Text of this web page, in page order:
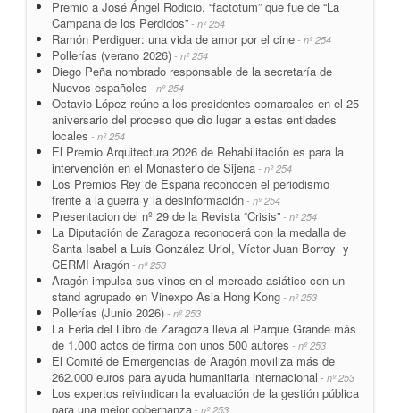
Premio a José Ángel Rodicio, “factotum” que fue de “La
Campana de los Perdidos” - nº 254
Ramón Perdiguer: una vida de amor por el cine - nº 254
Pollerías (verano 2026) - nº 254
Diego Peña nombrado responsable de la secretaría de
Nuevos españoles - nº 254
Octavio López reúne a los presidentes comarcales en el 25
aniversario del proceso que dio lugar a estas entidades
locales - nº 254
El Premio Arquitectura 2026 de Rehabilitación es para la
intervención en el Monasterio de Sijena - nº 254
Los Premios Rey de España reconocen el periodismo
frente a la guerra y la desinformación - nº 254
Presentacion del nº 29 de la Revista “Crisis” - nº 254
La Diputación de Zaragoza reconocerá con la medalla de
Santa Isabel a Luis González Uriol, Víctor Juan Borroy y
CERMI Aragón - nº 253
Aragón impulsa sus vinos en el mercado asiático con un
stand agrupado en Vinexpo Asia Hong Kong - nº 253
Pollerías (Junio 2026) - nº 253
La Feria del Libro de Zaragoza lleva al Parque Grande más
de 1.000 actos de firma con unos 500 autores - nº 253
El Comité de Emergencias de Aragón moviliza más de
262.000 euros para ayuda humanitaria internacional - nº 253
Los expertos reivindican la evaluación de la gestión pública
para una mejor gobernanza - nº 253